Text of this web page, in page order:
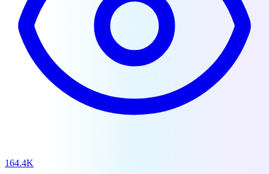
164.4K